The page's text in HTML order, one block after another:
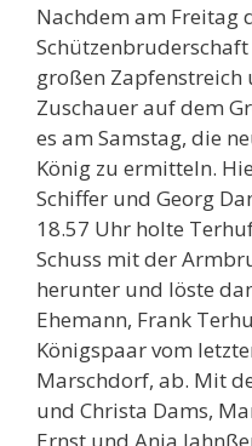
Nachdem am Freitag
großen Zapfenstreich
Zuschauer auf dem
es am Samstag, die
König zu ermitteln.
Schiffer und Georg
18.57 Uhr holte
Schuss mit der
herunter und löste
Ehemann, Frank
Königspaar vom
Marschdorf, ab. Mit
und Christa Dams,
Ernst und Anja